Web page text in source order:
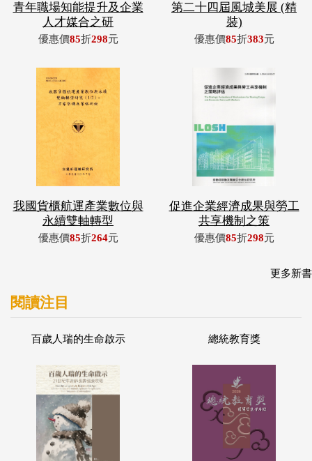
青年職場知能提升及企業
人才媒合之研
優惠價85折298元
第二十四屆風城美展 (精
裝)
優惠價85折383元
我國貨櫃航運產業數位與
永續雙軸轉型
優惠價85折264元
促進企業經濟成果與勞工
共享機制之策
優惠價85折298元
更多新書
閱讀注目
百歲人瑞的生命啟示 總統教育獎